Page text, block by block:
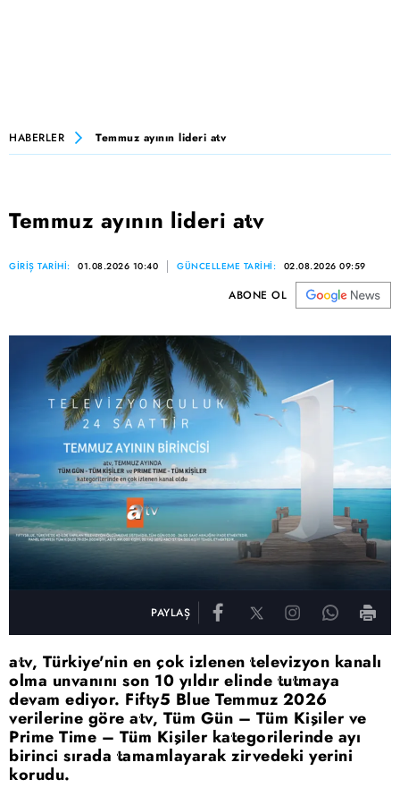
HABERLER Temmuz ayının lideri atv
Temmuz ayının lideri atv
GİRİŞ TARİHİ: 01.08.2026 10:40 GÜNCELLEME TARİHİ: 02.08.2026 09:59
ABONE OL
PAYLAŞ
atv, Türkiye'nin en çok izlenen televizyon kanalı
olma unvanını son 10 yıldır elinde tutmaya
devam ediyor. Fifty5 Blue Temmuz 2026
verilerine göre atv, Tüm Gün – Tüm Kişiler ve
Prime Time – Tüm Kişiler kategorilerinde ayı
birinci sırada tamamlayarak zirvedeki yerini
korudu.